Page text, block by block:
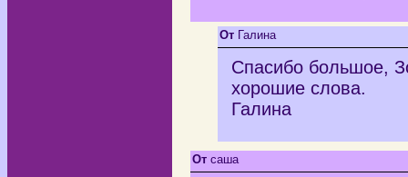
От Галина
Спасибо большое,
хорошие слова.
Галина
От саша